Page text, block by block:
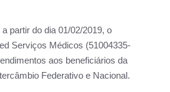
a partir do dia 01/02/2019, o
Serviços Médicos (51004335-
aos beneficiários da
Federativo e Nacional.